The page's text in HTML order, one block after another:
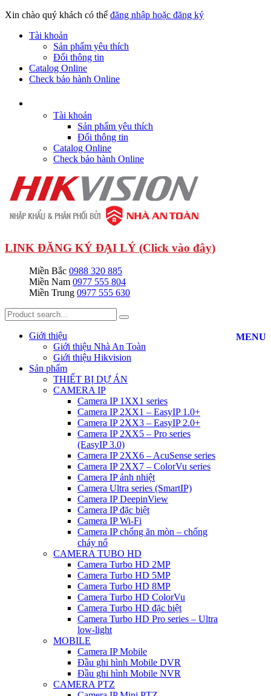
Xin chào quý khách có thể đăng nhập hoặc đăng ký
Tài khoản
Sản phẩm yêu thích
Đổi thông tin
Catalog Online
Check bảo hành Online
Tài khoản
Sản phẩm yêu thích
Đổi thông tin
Catalog Online
Check bảo hành Online
LINK ĐĂNG KÝ ĐẠI LÝ (Click vào đây)
Miền Bắc 0988 320 885
Miền Nam 0977 555 804
Miền Trung 0977 555 630
MENU
Giới thiệu
Giới thiệu Nhà An Toàn
Giới thiệu Hikvision
Sản phẩm
THIẾT BỊ DỰ ÁN
CAMERA IP
Camera IP 1XX1 series
Camera IP 2XX1 – EasyIP 1.0+
Camera IP 2XX3 – EasyIP 2.0+
Camera IP 2XX5 – Pro series
(EasyIP 3.0)
Camera IP 2XX6 – AcuSense series
Camera IP 2XX7 – ColorVu series
Camera IP ảnh nhiệt
Camera Ultra series (SmartIP)
Camera IP DeepinView
Camera IP đặc biệt
Camera IP Wi-Fi
Camera IP chống ăn mòn – chống
cháy nổ
CAMERA TUBO HD
Camera Turbo HD 2MP
Camera Turbo HD 5MP
Camera Turbo HD 8MP
Camera Turbo HD ColorVu
Camera Turbo HD đặc biệt
Camera Turbo HD Pro series – Ultra
low-light
MOBILE
Camera IP Mobile
Đầu ghi hình Mobile DVR
Đầu ghi hình Mobile NVR
CAMERA PTZ